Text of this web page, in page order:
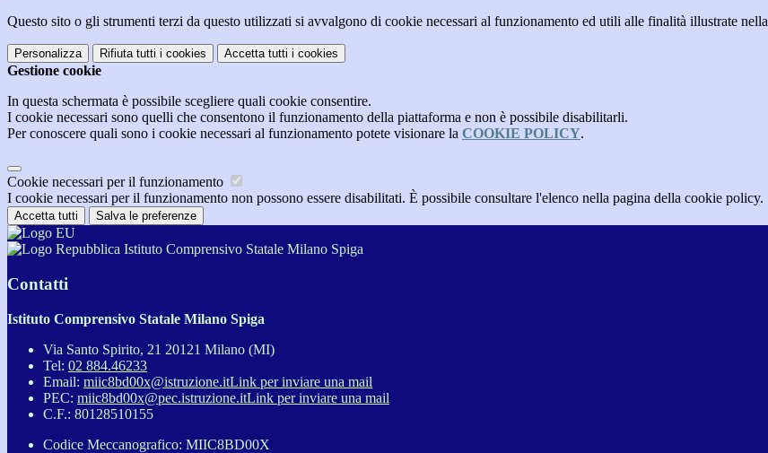
Questo sito o gli strumenti terzi da questo utilizzati si avvalgono di cookie necessari al funzionamento ed utili alle finalità illustrate nella
Personalizza Rifiuta tutti i cookies Accetta tutti i cookies
Gestione cookie
In questa schermata è possibile scegliere quali cookie consentire.
I cookie necessari sono quelli che consentono il funzionamento della piattaforma e non è possibile disabilitarli.
Per conoscere quali sono i cookie necessari al funzionamento potete visionare la COOKIE POLICY.
Cookie necessari per il funzionamento
I cookie necessari per il funzionamento non possono essere disabilitati. È possibile consultare l'elenco nella pagina della cookie policy.
Accetta tutti Salva le preferenze
Istituto Comprensivo Statale Milano Spiga
Contatti
Istituto Comprensivo Statale Milano Spiga
Via Santo Spirito, 21 20121 Milano (MI)
Tel: 02 884.46233
Email: miic8bd00x@istruzione.itLink per inviare una mail
PEC: miic8bd00x@pec.istruzione.itLink per inviare una mail
C.F.: 80128510155
Codice Meccanografico: MIIC8BD00X